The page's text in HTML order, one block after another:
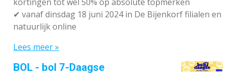
✔ vanaf dinsdag 18 juni 2024 in De Bijenkorf filialen en
natuurlijk online
Lees meer »
BOL - bol 7-Daagse